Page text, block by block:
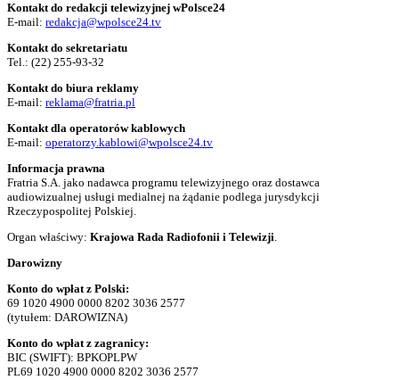
Kontakt do redakcji telewizyjnej wPolsce24
E-mail: redakcja@wpolsce24.tv
Kontakt do sekretariatu
Tel.: (22) 255-93-32
Kontakt do biura reklamy
E-mail: reklama@fratria.pl
Kontakt dla operatorów kablowych
E-mail: operatorzy.kablowi@wpolsce24.tv
Informacja prawna
Fratria S.A. jako nadawca programu telewizyjnego oraz dostawca
audiowizualnej usługi medialnej na żądanie podlega jurysdykcji
Rzeczypospolitej Polskiej.
Organ właściwy: Krajowa Rada Radiofonii i Telewizji.
Darowizny
Konto do wpłat z Polski:
69 1020 4900 0000 8202 3036 2577
(tytułem: DAROWIZNA)
Konto do wpłat z zagranicy:
BIC (SWIFT): BPKOPLPW
PL69 1020 4900 0000 8202 3036 2577